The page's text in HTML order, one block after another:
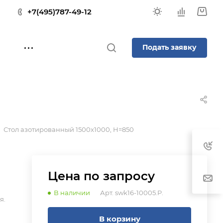
+7(495)787-49-12
Подать заявку
Стол азотированный 1500x1000, H=850
Цена по запросу
В наличии Арт. swk16-10005.P.
В корзину